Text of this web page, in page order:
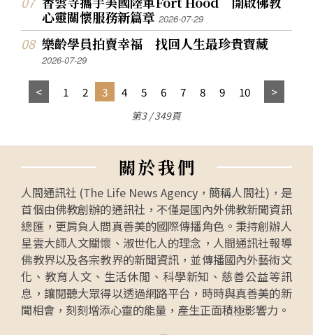
心靈關懷服務新篇章2026-07-29
樂齡學員拍賣幸福 找回人生最珍貴寶藏
2026-07-29
1 2 3 4 5 6 7 8 9 10
第3 / 349頁
關於我們
人間通訊社 (The Life News Agency，簡稱人間社)，是
首個由佛教創辦的通訊社，不僅是國內外佛教新聞資訊
總匯，更肩負人間真善美的國際傳播角色。秉持創辦人
星雲大師人文關懷、淑世化人的理念，人間通訊社報導
佛教界以及各宗教界的新聞資訊，並傳播國內外藝術文
化、教育人文、生活休閒、科學新知、慈善公益等訊
息，讓閱聽大眾得以透過網路平台，時時與真善美的新
聞相會，刻刻增添心靈的能量，產生正面積極影響力。